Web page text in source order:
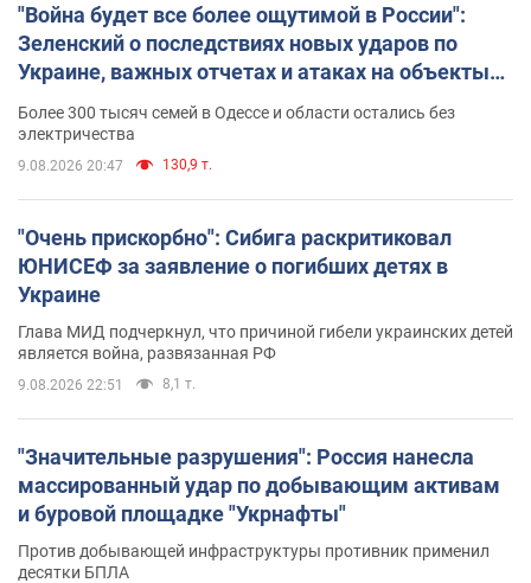
"Война будет все более ощутимой в России":
Зеленский о последствиях новых ударов по
Украине, важных отчетах и атаках на объекты
противника. Видео
Более 300 тысяч семей в Одессе и области остались без
электричества
9.08.2026 20:47 130,9 т.
"Очень прискорбно": Сибига раскритиковал
ЮНИСЕФ за заявление о погибших детях в
Украине
Глава МИД подчеркнул, что причиной гибели украинских детей
является война, развязанная РФ
9.08.2026 22:51 8,1 т.
"Значительные разрушения": Россия нанесла
массированный удар по добывающим активам
и буровой площадке "Укрнафты"
Против добывающей инфраструктуры противник применил
десятки БПЛА